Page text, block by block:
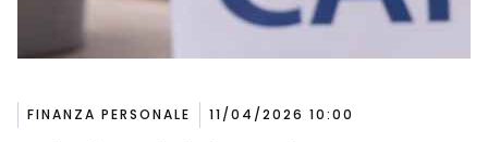
FINANZA PERSONALE 11/04/2026 10:00